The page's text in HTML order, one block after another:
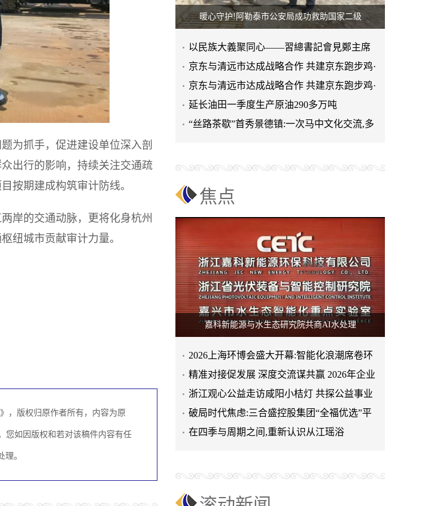
为抓手，促进建设单位深入剖
出行的影响，持续关注交通疏
按期建成构筑审计防线。
岸的交通动脉，更将化身杭州
纽城市贡献审计力量。
，版权归原作者所有，内容为原
您如因版权和若对该稿件内容有任
。
暖心守护!阿勒泰市公安局成功救助国家二级
以民族大義聚同心——習總書記會見鄭主席
提出兩岸關系四點重要意
京东与清远市达成战略合作 共建京东跑步鸡·
清远鸡标准体系
京东与清远市达成战略合作 共建京东跑步鸡·
清远鸡标准体系
延长油田一季度生产原油290多万吨
“丝路茶歇”首秀景德镇:一次马中文化交流,多
焦点
嘉科新能源与水生态研究院共商AI水处理
2026上海环博会盛大开幕:智能化浪潮席卷环
保产业
精准对接促发展 深度交流谋共赢 2026年企业
投融资交流活动第二
浙江观心公益走访咸阳小桔灯 共探公益事业
可持续发展新路径
破局时代焦虑:三合盛控股集团“全福优选”平
台正式启航
在四季与周期之间,重新认识从江瑶浴
天空实业与香港理工大学筹建载人通航飞机
研究院
绿动珠城 向淮而生 ——安徽淮海园林绿化工
程有限公司发展纪实
深学细悟四点重要讲话精神 以实干推动两岸
进上海晨烨家具有限公司
破局时代焦虑:三合盛控股集团“全福优选”平
台正式启航
暖心守护!阿勒泰市公安局成功救助国家二级